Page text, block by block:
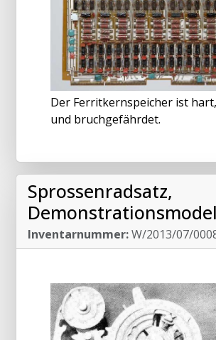
Der Ferritkernspeicher ist
und bruchgefährdet.
Sprossenradsatz,
Inventarnummer:W/2013/07/